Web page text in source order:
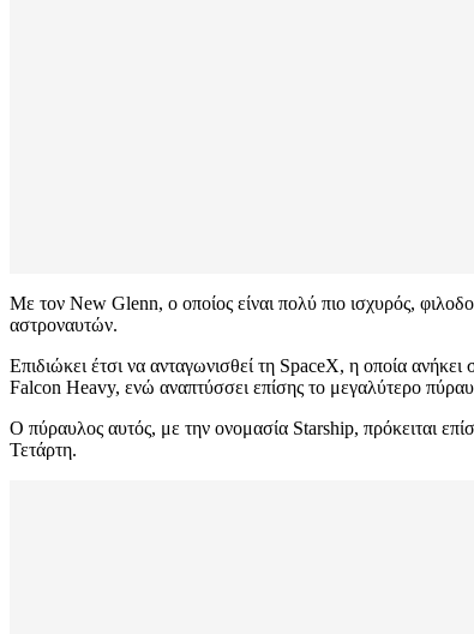
Με τον New Glenn, ο οποίος είναι πολύ πιο ισχυρός,
αστροναυτών.
Επιδιώκει έτσι να ανταγωνισθεί τη SpaceX, η οποία
Falcon Heavy, ενώ αναπτύσσει επίσης το μεγαλύτερο
Ο πύραυλος αυτός, με την ονομασία Starship, πρόκειται
Τετάρτη.